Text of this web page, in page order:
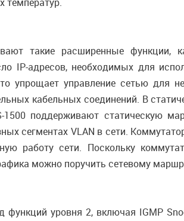
такие расширенные функции,
IP-адресов, необходимых для
упрощает управление сетью для
кабельных соединений. В
поддерживают статическую
сегментах VLAN в сети.
работу сети. Поскольку
можно поручить сетевому
уровня 2, включая IGMP